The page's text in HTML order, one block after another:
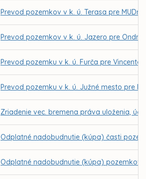
Prevod pozemkov v k. ú. Terasa pre MUDr.
Prevod pozemkov v k. ú. Jazero pre
Prevod pozemku v k. ú. Furča pre Vincenta
Prevod pozemku v k. ú. Južné mesto pre
Zriadenie vec. bremena práva uloženia,
Odplatné nadobudnutie (kúpa) časti
Odplatné nadobudnutie (kúpa) pozemkov